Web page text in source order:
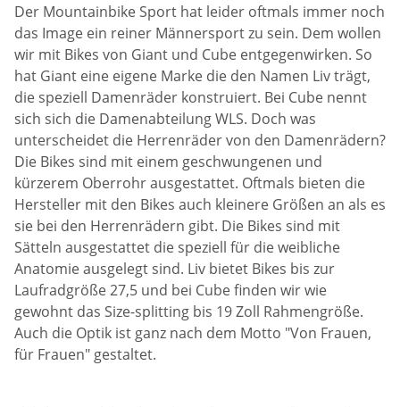
Der Mountainbike Sport hat leider oftmals immer noch
das Image ein reiner Männersport zu sein. Dem wollen
wir mit Bikes von Giant und Cube entgegenwirken. So
hat Giant eine eigene Marke die den Namen Liv trägt,
die speziell Damenräder konstruiert. Bei Cube nennt
sich sich die Damenabteilung WLS. Doch was
unterscheidet die Herrenräder von den Damenrädern?
Die Bikes sind mit einem geschwungenen und
kürzerem Oberrohr ausgestattet. Oftmals bieten die
Hersteller mit den Bikes auch kleinere Größen an als es
sie bei den Herrenrädern gibt. Die Bikes sind mit
Sätteln ausgestattet die speziell für die weibliche
Anatomie ausgelegt sind. Liv bietet Bikes bis zur
Laufradgröße 27,5 und bei Cube finden wir wie
gewohnt das Size-splitting bis 19 Zoll Rahmengröße.
Auch die Optik ist ganz nach dem Motto "Von Frauen,
für Frauen" gestaltet.